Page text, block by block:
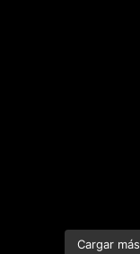
Cargar más